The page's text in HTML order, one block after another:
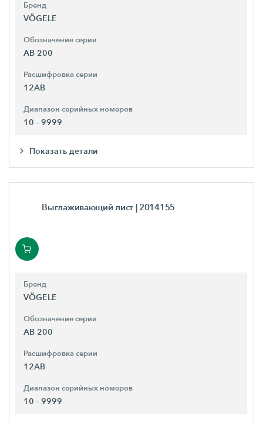
Бренд
VÖGELE
Обозначение серии
AB 200
Расшифровка серии
12AB
Диапазон серийных номеров
10 - 9999
Показать детали
Выглаживающий лист | 2014155
Бренд
VÖGELE
Обозначение серии
AB 200
Расшифровка серии
12AB
Диапазон серийных номеров
10 - 9999